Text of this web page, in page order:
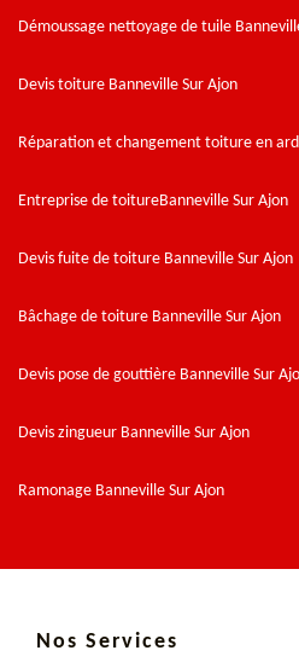
Démoussage nettoyage de tuile
Devis toiture Banneville Sur Ajon
Réparation et changement toiture en
Entreprise de toitureBanneville Sur Ajon
Devis fuite de toiture Banneville Sur Ajon
Bâchage de toiture Banneville Sur Ajon
Devis pose de gouttière Banneville Sur
Devis zingueur Banneville Sur Ajon
Ramonage Banneville Sur Ajon
Nos Services